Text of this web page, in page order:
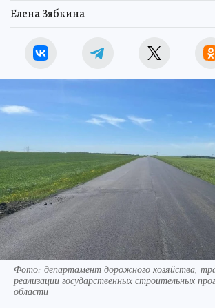
Елена Зябкина
Фото: департамент дорожного хозяйства,
реализации государственных строительных
области